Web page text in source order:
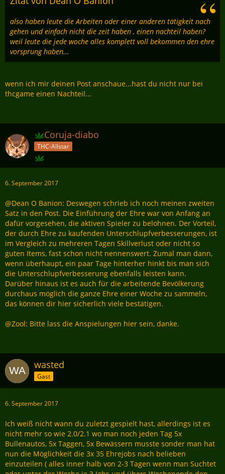
also haben leute die Arbeiten oder einer anderen tätigkeit nach
gehen und einfach nicht die zeit haben , einen nachteil haben?
weil leute die jede woche alles komplett voll bekommen den ehre
vorsprung haben...
wenn ich mir deinen Post anschaue...hast du nicht nur bei
thcgame einen Nachteil...
Coruja-diabo
THC-Allstar
6. September 2017
@Dean O Banion: Deswegen schrieb ich noch meinen zweiten
Satz in den Post. Die Einführung der Ehre war von Anfang an
dafür vorgesehen, die aktiven Spieler zu belohnen. Der Vorteil,
der durch Ehre zu kaufenden Unterschlupfverbesserungen, ist
im Vergleich zu mehreren Tagen Skillverlust oder nicht so
guten Items, fast schon nicht nennenswert. Zumal man dann,
wenn überhaupt, ein paar Tage hinterher hinkt bis man sich
die Unterschlupfverbesserung ebenfalls leisten kann.
Darüber hinaus ist es auch für die arbeitende Bevölkerung
durchaus möglich die ganze Ehre einer Woche zu sammeln,
das können dir hier sicherlich viele bestätigen.
@Zool: Bitte lass die Anspielungen hier sein, danke.
wasted
Gast
6. September 2017
Ich weiß nicht wann du zuletzt gespielt hast, allerdings ist es
nicht mehr so wie 2.0/2.1 wo man noch jeden Tag 5x
Bullenautos, 5x Taggen, 5x Bewässern musste sonder man hat
nun die Möglichkeit die 3x 35 Ehrejobs nach belieben
einzuteilen ( alles inner halb von 2-3 Tagen wenn man Suchtet